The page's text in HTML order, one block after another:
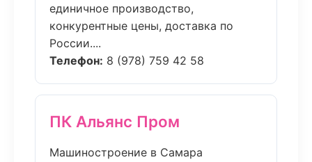
единичное производство,
конкурентные цены, доставка по
России....
Телефон: 8 (978) 759 42 58
ПК Альянс Пром
Машиностроение в Самара